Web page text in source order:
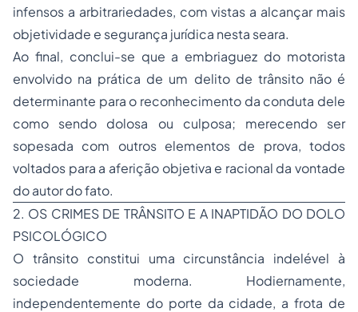
infensos a arbitrariedades, com vistas a alcançar mais
objetividade e segurança jurídica nesta seara.
Ao final, conclui-se que a embriaguez do motorista
envolvido na prática de um delito de trânsito não é
determinante para o reconhecimento da conduta dele
como sendo dolosa ou culposa; merecendo ser
sopesada com outros elementos de prova, todos
voltados para a aferição objetiva e racional da vontade
do autor do fato.
2. OS CRIMES DE TRÂNSITO E A INAPTIDÃO DO DOLO
PSICOLÓGICO
O trânsito constitui uma circunstância indelével à
sociedade moderna. Hodiernamente,
independentemente do porte da cidade, a frota de